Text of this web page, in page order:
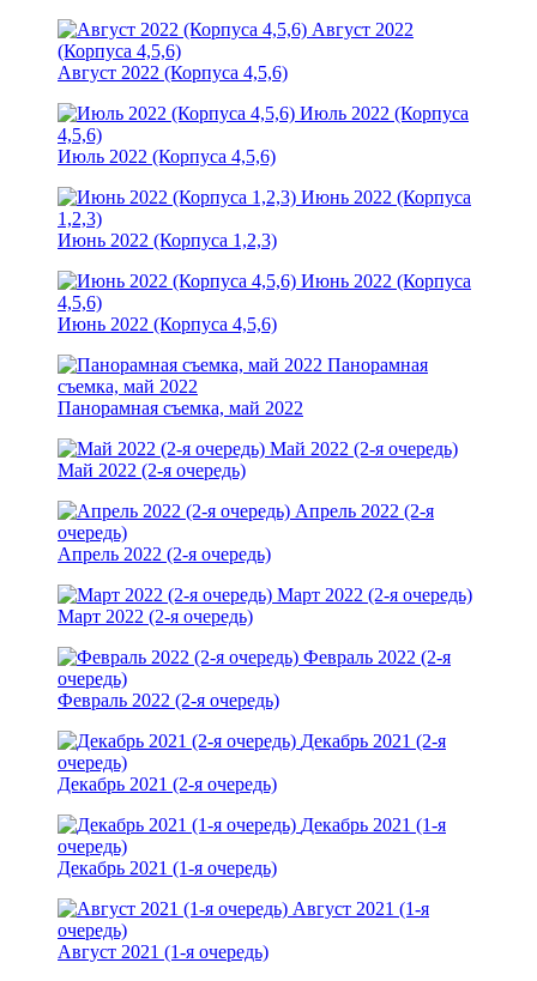
Август 2022
(Корпуса 4,5,6)
Август 2022 (Корпуса 4,5,6)
Июль 2022 (Корпуса
4,5,6)
Июль 2022 (Корпуса 4,5,6)
Июнь 2022 (Корпуса
1,2,3)
Июнь 2022 (Корпуса 1,2,3)
Июнь 2022 (Корпуса
4,5,6)
Июнь 2022 (Корпуса 4,5,6)
Панорамная
съемка, май 2022
Панорамная съемка, май 2022
Май 2022 (2-я очередь)
Май 2022 (2-я очередь)
Апрель 2022 (2-я
очередь)
Апрель 2022 (2-я очередь)
Март 2022 (2-я очередь)
Март 2022 (2-я очередь)
Февраль 2022 (2-я
очередь)
Февраль 2022 (2-я очередь)
Декабрь 2021 (2-я
очередь)
Декабрь 2021 (2-я очередь)
Декабрь 2021 (1-я
очередь)
Декабрь 2021 (1-я очередь)
Август 2021 (1-я
очередь)
Август 2021 (1-я очередь)